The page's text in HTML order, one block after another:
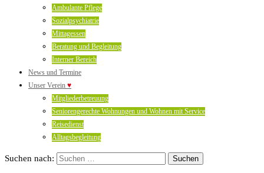
Ambulante Pflege
Sozialpsychiatrie
Mittagessen
Beratung und Begleitung
Interner Bereich
News und Termine
Unser Verein ♥
Mitgliederbetreuung
Seniorengerechte Wohnungen und Wohnen mit Service
Reisedienst
Alltagsbegleitung
Suchen nach: